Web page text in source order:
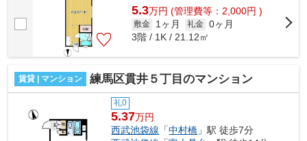
5.3万円 (管理費等：2,000円 )
敷金 1ヶ月 礼金 0ヶ月
3階 / 1K / 21.12㎡
賃貸 | マンション 練馬区貫井５丁目のマンション
礼0
5.37万円
西武池袋線 「中村橋 」駅 徒歩7分